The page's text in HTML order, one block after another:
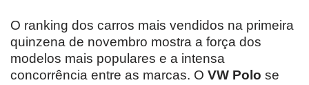
O ranking dos carros mais vendidos na primeira
quinzena de novembro mostra a força dos
modelos mais populares e a intensa
concorrência entre as marcas. O VW Polo se